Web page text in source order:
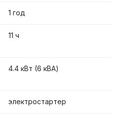
1 год
11 ч
4.4 кВт (6 кВА)
электростартер